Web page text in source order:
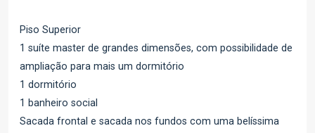
Piso Superior
1 suíte master de grandes dimensões, com possibilidade de
ampliação para mais um dormitório
1 dormitório
1 banheiro social
Sacada frontal e sacada nos fundos com uma belíssima